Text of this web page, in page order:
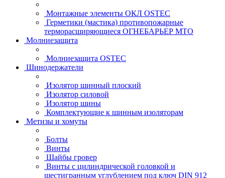
Монтажные элементы ОКЛ OSTEC
Герметики (мастика) противопожарные
терморасширяющиеся ОГНЕБАРЬЕР МТО
Молниезащита
Молниезащита OSTEC
Шинодержатели
Изолятор шинный плоский
Изолятор силовой
Изолятор шины
Комплектующие к шинным изоляторам
Метизы и хомуты
Болты
Винты
Шайбы гровер
Винты с цилиндрической головкой и
шестигранным углублением под ключ DIN 912